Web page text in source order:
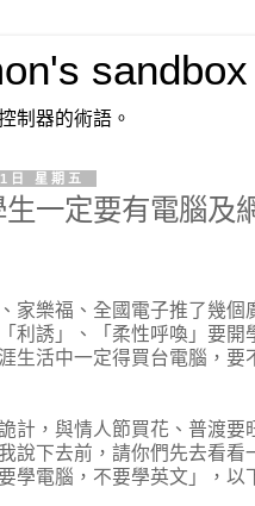
sandbox
制器的術語。
日 星期五
生一定要有電腦及
家樂福、全國電子推了幾個
「利誘」、「柔性呼喚」要開
生活中一定得買台電腦，要
計，與情人節買花、普渡要
說下去前，請你們先去看看
學電腦，不要學英文」，以